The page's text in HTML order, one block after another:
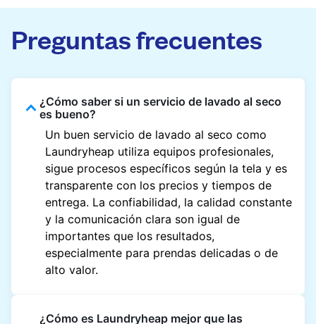
Preguntas frecuentes
¿Cómo saber si un servicio de lavado al seco
es bueno?
Un buen servicio de lavado al seco como
Laundryheap utiliza equipos profesionales,
sigue procesos específicos según la tela y es
transparente con los precios y tiempos de
entrega. La confiabilidad, la calidad constante
y la comunicación clara son igual de
importantes que los resultados,
especialmente para prendas delicadas o de
alto valor.
¿Cómo es Laundryheap mejor que las